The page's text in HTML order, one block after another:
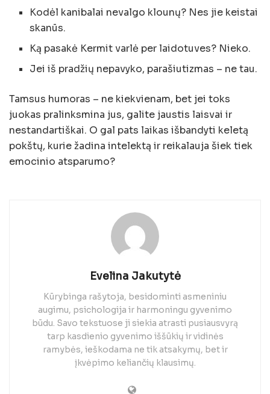
Kodėl kanibalai nevalgo klounų? Nes jie keistai
skanūs.
Ką pasakė Kermit varlė per laidotuves? Nieko.
Jei iš pradžių nepavyko, parašiutizmas – ne tau.
Tamsus humoras – ne kiekvienam, bet jei toks
juokas pralinksmina jus, galite jaustis laisvai ir
nestandartiškai. O gal pats laikas išbandyti keletą
pokštų, kurie žadina intelektą ir reikalauja šiek tiek
emocinio atsparumo?
Evelina Jakutytė
Kūrybinga rašytoja, besidominti asmeniniu
augimu, psichologija ir harmoningu gyvenimo
būdu. Savo tekstuose ji siekia atrasti pusiausvyrą
tarp kasdienio gyvenimo iššūkių ir vidinės
ramybės, ieškodama ne tik atsakymų, bet ir
įkvėpimo keliančių klausimų.